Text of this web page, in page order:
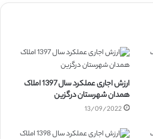
ارزش اجاری عملکرد سال 1397 املاک
همدان شهرستان درگزین
13/09/2022